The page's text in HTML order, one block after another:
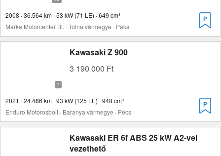
2008 · 36.564 km · 53 kW (71 LE) · 649 cm³
Márka Motorcenter Bt. · Tolna vármegye · Paks
Kawasaki Z 900
3 190 000 Ft
2021 · 24.486 km · 93 kW (125 LE) · 948 cm³
Enduro Motorosbolt · Baranya vármegye · Pécs
Kawasaki ER 6f ABS 25 kW A2-vel
vezethető